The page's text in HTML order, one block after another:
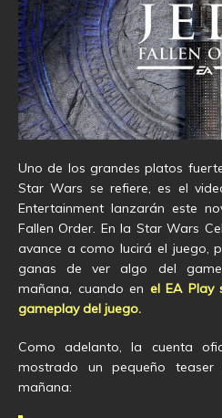
Uno de los grandes platos
Star Wars se refiere, es el
Entertainment lanzarán este
Fallen Order. En la Star Wars
avance a como lucirá el juego,
ganas de ver algo del
mañana, cuando en el EA Play
gameplay del juego.
Como adelanto, la cuenta
mostrado un pequeño
mañana: